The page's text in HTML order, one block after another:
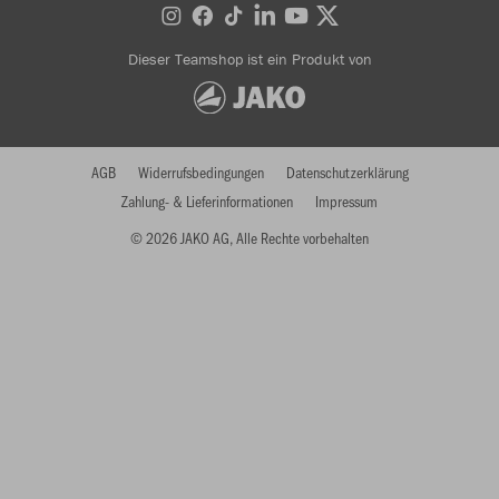
Dieser Teamshop ist ein Produkt von
© 2026 JAKO AG, Alle Rechte vorbehalten
AGB Widerrufsbedingungen
Datenschutzerklärung
Zahlung- & Lieferinformationen
Impressum